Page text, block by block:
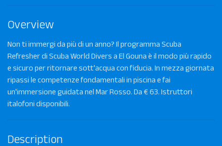
Overview
Non ti immergi da più di un anno? Il programma Scuba
Refresher di Scuba World Divers a El Gouna è il modo più rapido
e sicuro per ritornare sott'acqua con fiducia. In mezza giornata
ripassi le competenze fondamentali in piscina e fai
un'immersione guidata nel Mar Rosso. Da € 63. Istruttori
italofoni disponibili.
Description